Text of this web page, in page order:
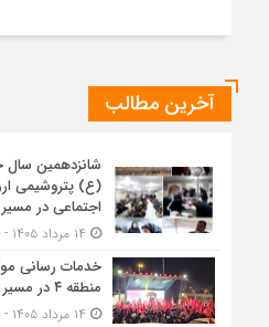
آخرین مطالب
شانزدهمین
(ع) پتروشیمی
اجتماعی در
خدمات رسانی
منطقه ۴ در مسیر مشایه